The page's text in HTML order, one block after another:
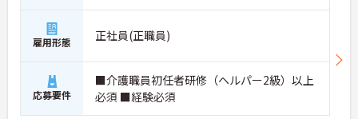
雇用形態 正社員(正職員)
応募要件
■介護職員初任者研修（ヘルパー2級）以上
必須 ■経験必須